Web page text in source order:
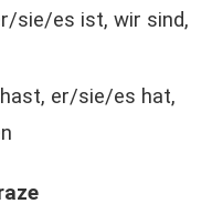
sie/es ist, wir sind,
er/sie/es hat,